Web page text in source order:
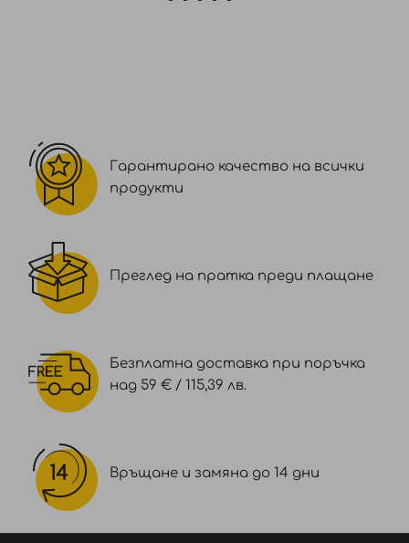
Гарантирано качество на всички
продукти
Преглед на пратка преди плащане
Безплатна доставка при поръчка
над 59 € / 115,39 лв.
Връщане и замяна до 14 дни